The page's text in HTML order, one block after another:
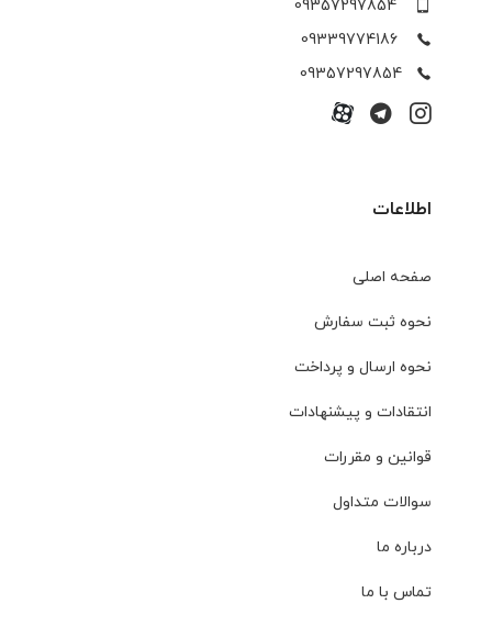
09357297854
09339774186
09357297854
اطلاعات
صفحه اصلی
نحوه ثبت سفارش
نحوه ارسال و پرداخت
انتقادات و پیشنهادات
قوانین و مقررات
سوالات متداول
درباره ما
تماس با ما